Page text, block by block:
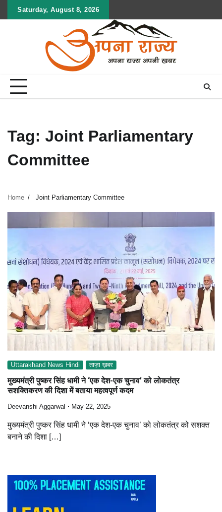
Saturday, August 8, 2026
Tag: Joint Parliamentary
Committee
Home Joint Parliamentary Committee
Uttarakhand News Hindi ताज़ा ख़बर
मुख्यमंत्री पुष्कर सिंह धामी ने ‘एक देश-एक चुनाव’ को लोकतंत्र
सशक्तिकरण की दिशा में बताया महत्वपूर्ण कदम
Deevanshi Aggarwal May 22, 2025
मुख्यमंत्री पुष्कर सिंह धामी ने ‘एक देश-एक चुनाव’ को लोकतंत्र को सशक्त
बनाने की दिशा […]